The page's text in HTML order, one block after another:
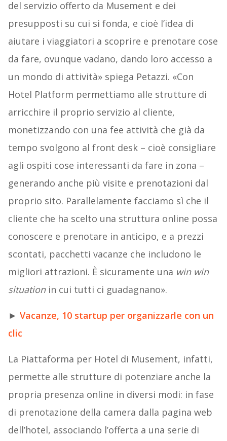
del servizio offerto da Musement e dei
presupposti su cui si fonda, e cioè l’idea di
aiutare i viaggiatori a scoprire e prenotare cose
da fare, ovunque vadano, dando loro accesso a
un mondo di attività» spiega Petazzi. «Con
Hotel Platform permettiamo alle strutture di
arricchire il proprio servizio al cliente,
monetizzando con una fee attività che già da
tempo svolgono al front desk – cioè consigliare
agli ospiti cose interessanti da fare in zona –
generando anche più visite e prenotazioni dal
proprio sito. Parallelamente facciamo sì che il
cliente che ha scelto una struttura online possa
conoscere e prenotare in anticipo, e a prezzi
scontati, pacchetti vacanze che includono le
migliori attrazioni. È sicuramente una win win
situationin cui tutti ci guadagnano».
► Vacanze, 10 startup per organizzarle con un
clic
La Piattaforma per Hotel di Musement, infatti,
permette alle strutture di potenziare anche la
propria presenza online in diversi modi: in fase
di prenotazione della camera dalla pagina web
dell’hotel, associando l’offerta a una serie di